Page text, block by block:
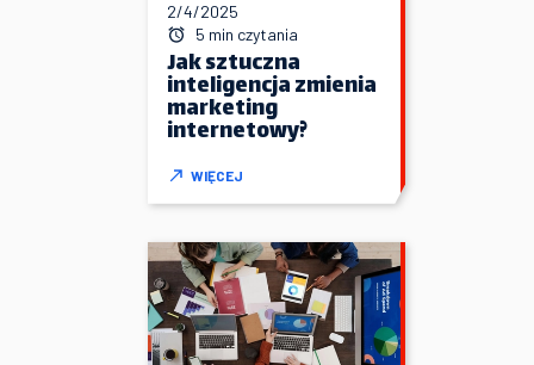
2/4/2025
5 min czytania
Jak sztuczna
inteligencja zmienia
marketing
internetowy?
WIĘCEJ